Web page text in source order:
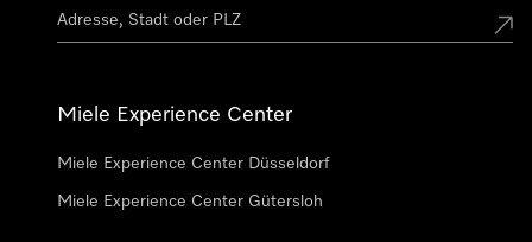
Miele Experience Center
Miele Experience Center Düsseldorf
Miele Experience Center Gütersloh